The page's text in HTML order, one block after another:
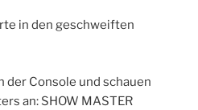
in den geschweiften
der Console und schauen
an: SHOW MASTER